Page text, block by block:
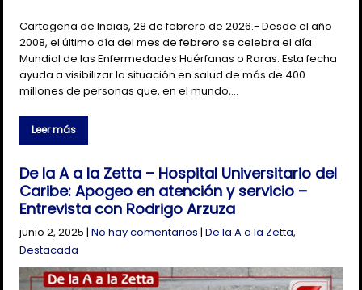
Cartagena de Indias, 28 de febrero de 2026.- Desde el año
2008, el último día del mes de febrero se celebra el día
Mundial de las Enfermedades Huérfanas o Raras. Esta fecha
ayuda a visibilizar la situación en salud de más de 400
millones de personas que, en el mundo,…
Leer más
De la A a la Zetta – Hospital Universitario del
Caribe: Apogeo en atención y servicio –
Entrevista con Rodrigo Arzuza
junio 2, 2025 |No hay comentarios |De la A a la Zetta,
Destacada